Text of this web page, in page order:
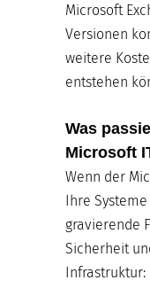
Microsoft
Versionen
weitere
entstehen
Was
Microsoft
Wenn der
Ihre
gravierende
Sicherheit
Infrastruktur: